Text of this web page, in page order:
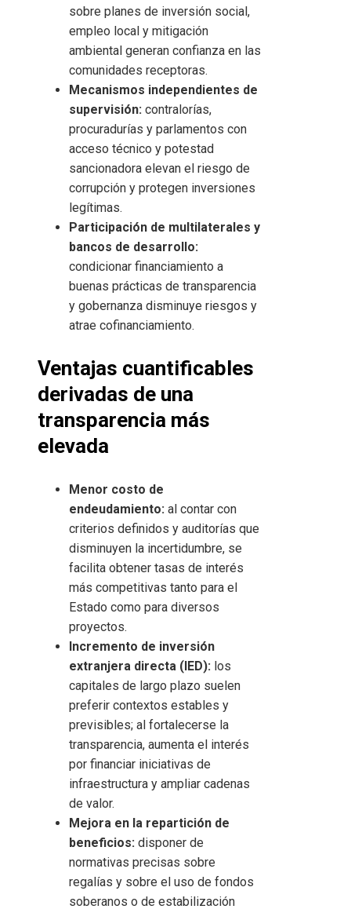
sobre planes de inversión social,
empleo local y mitigación
ambiental generan confianza en las
comunidades receptoras.
Mecanismos independientes de
supervisión: contralorías,
procuradurías y parlamentos con
acceso técnico y potestad
sancionadora elevan el riesgo de
corrupción y protegen inversiones
legítimas.
Participación de multilaterales y
bancos de desarrollo:
condicionar financiamiento a
buenas prácticas de transparencia
y gobernanza disminuye riesgos y
atrae cofinanciamiento.
Ventajas cuantificables
derivadas de una
transparencia más
elevada
Menor costo de
endeudamiento: al contar con
criterios definidos y auditorías que
disminuyen la incertidumbre, se
facilita obtener tasas de interés
más competitivas tanto para el
Estado como para diversos
proyectos.
Incremento de inversión
extranjera directa (IED): los
capitales de largo plazo suelen
preferir contextos estables y
previsibles; al fortalecerse la
transparencia, aumenta el interés
por financiar iniciativas de
infraestructura y ampliar cadenas
de valor.
Mejora en la repartición de
beneficios: disponer de
normativas precisas sobre
regalías y sobre el uso de fondos
soberanos o de estabilización